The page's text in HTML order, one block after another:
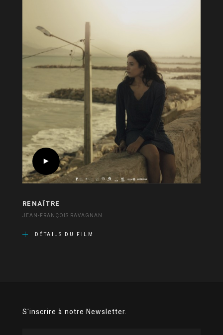
RENAÎTRE
JEAN-FRANÇOIS RAVAGNAN
DÉTAILS DU FILM
S'inscrire à notre Newsletter.